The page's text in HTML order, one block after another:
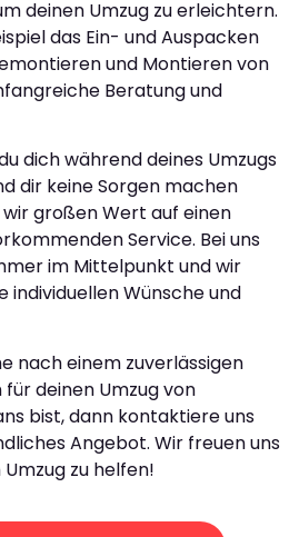
deinen Umzug zu erleichtern.
das Ein- und Auspacken
und Montieren von
Beratung und
dich während deines Umzugs
dir keine Sorgen machen
großen Wert auf einen
Service. Bei uns
im Mittelpunkt und wir
individuellen Wünsche und
nach einem zuverlässigen
deinen Umzug von
bist, dann kontaktiere uns
Angebot. Wir freuen uns
zu helfen!